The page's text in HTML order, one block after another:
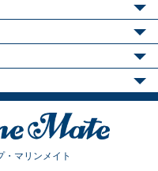
・マリンメイト